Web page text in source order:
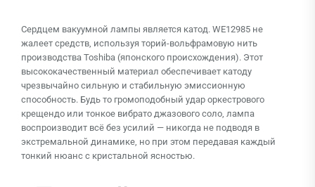
Сердцем вакуумной лампы является катод. WE12985 не
жалеет средств, используя торий-вольфрамовую нить
производства Toshiba (японского происхождения). Этот
высококачественный материал обеспечивает катоду
чрезвычайно сильную и стабильную эмиссионную
способность. Будь то громоподобный удар оркестрового
крещендо или тонкое вибрато джазового соло, лампа
воспроизводит всё без усилий — никогда не подводя в
экстремальной динамике, но при этом передавая каждый
тонкий нюанс с кристальной ясностью.